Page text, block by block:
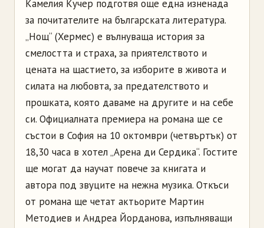
Камелия Кучер подготвя още една изненада
за почитателите на българската литература.
„Нощ“ (Хермес) е вълнуваща история за
смелостта и страха, за приятелството и
цената на щастието, за изборите в живота и
силата на любовта, за предателството и
прошката, която даваме на другите и на себе
си. Официалната премиера на романа ще се
състои в София на 10 октомври (четвъртък) от
18,30 часа в хотел „Арена ди Сердика“. Гостите
ще могат да научат повече за книгата и
автора под звуците на нежна музика. Откъси
от романа ще четат актьорите Мартин
Методиев и Андреа Йорданова, изпълняващи